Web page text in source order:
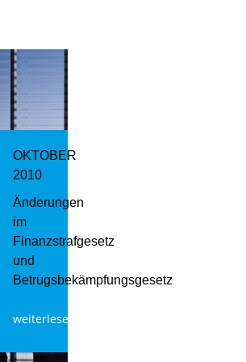
OKTOBER
2010
Änderungen
im
Finanzstrafgesetz
und
Betrugsbekämpfungsgesetz
weiterlesen